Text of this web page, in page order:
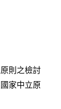
則之檢討
家中立原